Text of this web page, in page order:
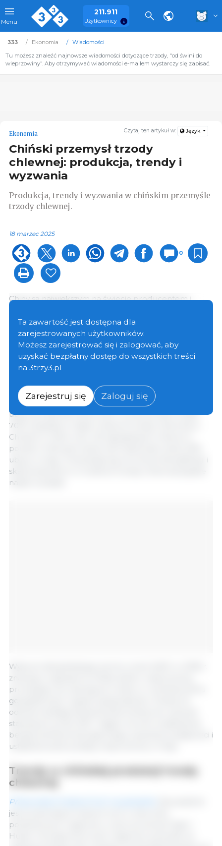
Menu
211.911
Użytkownicy
333 Ekonomia
Wiadomości
Tu możesz znaleźć najnowsze wiadomości dotyczące trzody, "od świni do
wieprzowiny". Aby otrzymywać wiadomości e-mailem wystarczy się zapisać.
Czytaj ten artykuł w: Język
Ekonomia
Chiński przemysł trzody
chlewnej: produkcja, trendy i
wyzwania
Produkcja, trendy i wyzwania w chińskim przemyśle
trzody chlewnej.
18 marzec 2025
0
Chiny są największym na świecie producentem i
wyprodukowały 57,06 mln ton metrycznych
wieprzowiny, co stanowi około48% światowej
produkcji. Do końca 2024 r. krajowe pogłowie trzody
chlewnej wyniosło 427,4 mln sztuk, z czego pogłowie
loch osiągnęło 40,78 mln sztuk, co oznacza spadek o
Liczba gospodarstw trzody chlewnej dokonujących
uboju ponad 500 sztuk świń rocznie przekroczyła
70% wszystkich miejsc hodowli trzody chlewnej w
Chinach w 2024 roku. 26 największych chlewni z
ponad 2 milionami sztuk świń stanowiło około 30%
uboju w kraju. Przewiduje się, że trend intensyfikacji i
skalowania ferm w hodowli trzody chlewnej będzie
nadal wzrastał.
Wybuch afrykańskiego pomoru świń (ASF) w 2018 r.
znacząco wpłynął na chiński sektor wieprzowiny,
prowadząc do znaczących zmian w rozmieszczeniu
geograficznym i typach gospodarstw. Zmiany te
odzwierciedlają dostosowanie branży do wyzwań
stawianych przez ASF, mające na celu zwiększenie
bezpieczeństwa biologicznego, poprawę wydajności i
ustabilizowanie podaży wieprzowiny w kraju
Trendy w chińskiej produkcji trzody
chlewnej
Przesunięcie hodowli loch na południe:
jest przesunięcie hodowli loch w kierunku
południowych regionów, w tym prowincji Fujian i
Hubei. Górzysty teren tych regionów pozwala na
Ta zawartość jest dostępna dla
zarejestrowanych użytkowników.
Możesz zarejestrować się i zalogować, aby
uzyskać bezpłatny dostęp do wszystkich treści
na 3trzy3.pl
Zarejestruj się Zaloguj się